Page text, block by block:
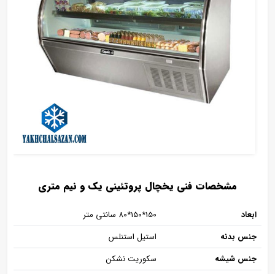
مشخصات فنی یخچال پروتئینی یک و نیم متری
ابعاد
150*150*80 سانتی متر
جنس بدنه
استیل استنلس
جنس شیشه
سکوریت نشکن